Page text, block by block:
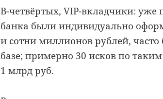
В-четвёртых, VIP-вкладчики: уже
банка были индивидуально
и сотни миллионов рублей,
базе; примерно 30 исков по
1 млрд руб.